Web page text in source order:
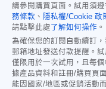
請參閱購買頁面。試用須
務條款 、 隱私權/Cookie 政
請點擊此處了解如何操作 。
為確保您的訂閱自動續訂
郵箱地址發送付款提醒。
僅限用於一次試用，且每
據產品資料和註冊/購買頁
能因國家/地區或促銷活動